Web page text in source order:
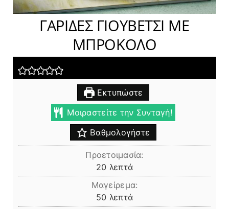
ΓΑΡΙΔΕΣ ΓΙΟΥΒΕΤΣΙ ΜΕ
ΜΠΡΟΚΟΛΟ
Εκτυπώστε
Μοιραστείτε την Συνταγή!
Βαθμολογήστε
Προετοιμασία:
20 λεπτά
λεπτά
Μαγείρεμα:
50 λεπτά
λεπτά